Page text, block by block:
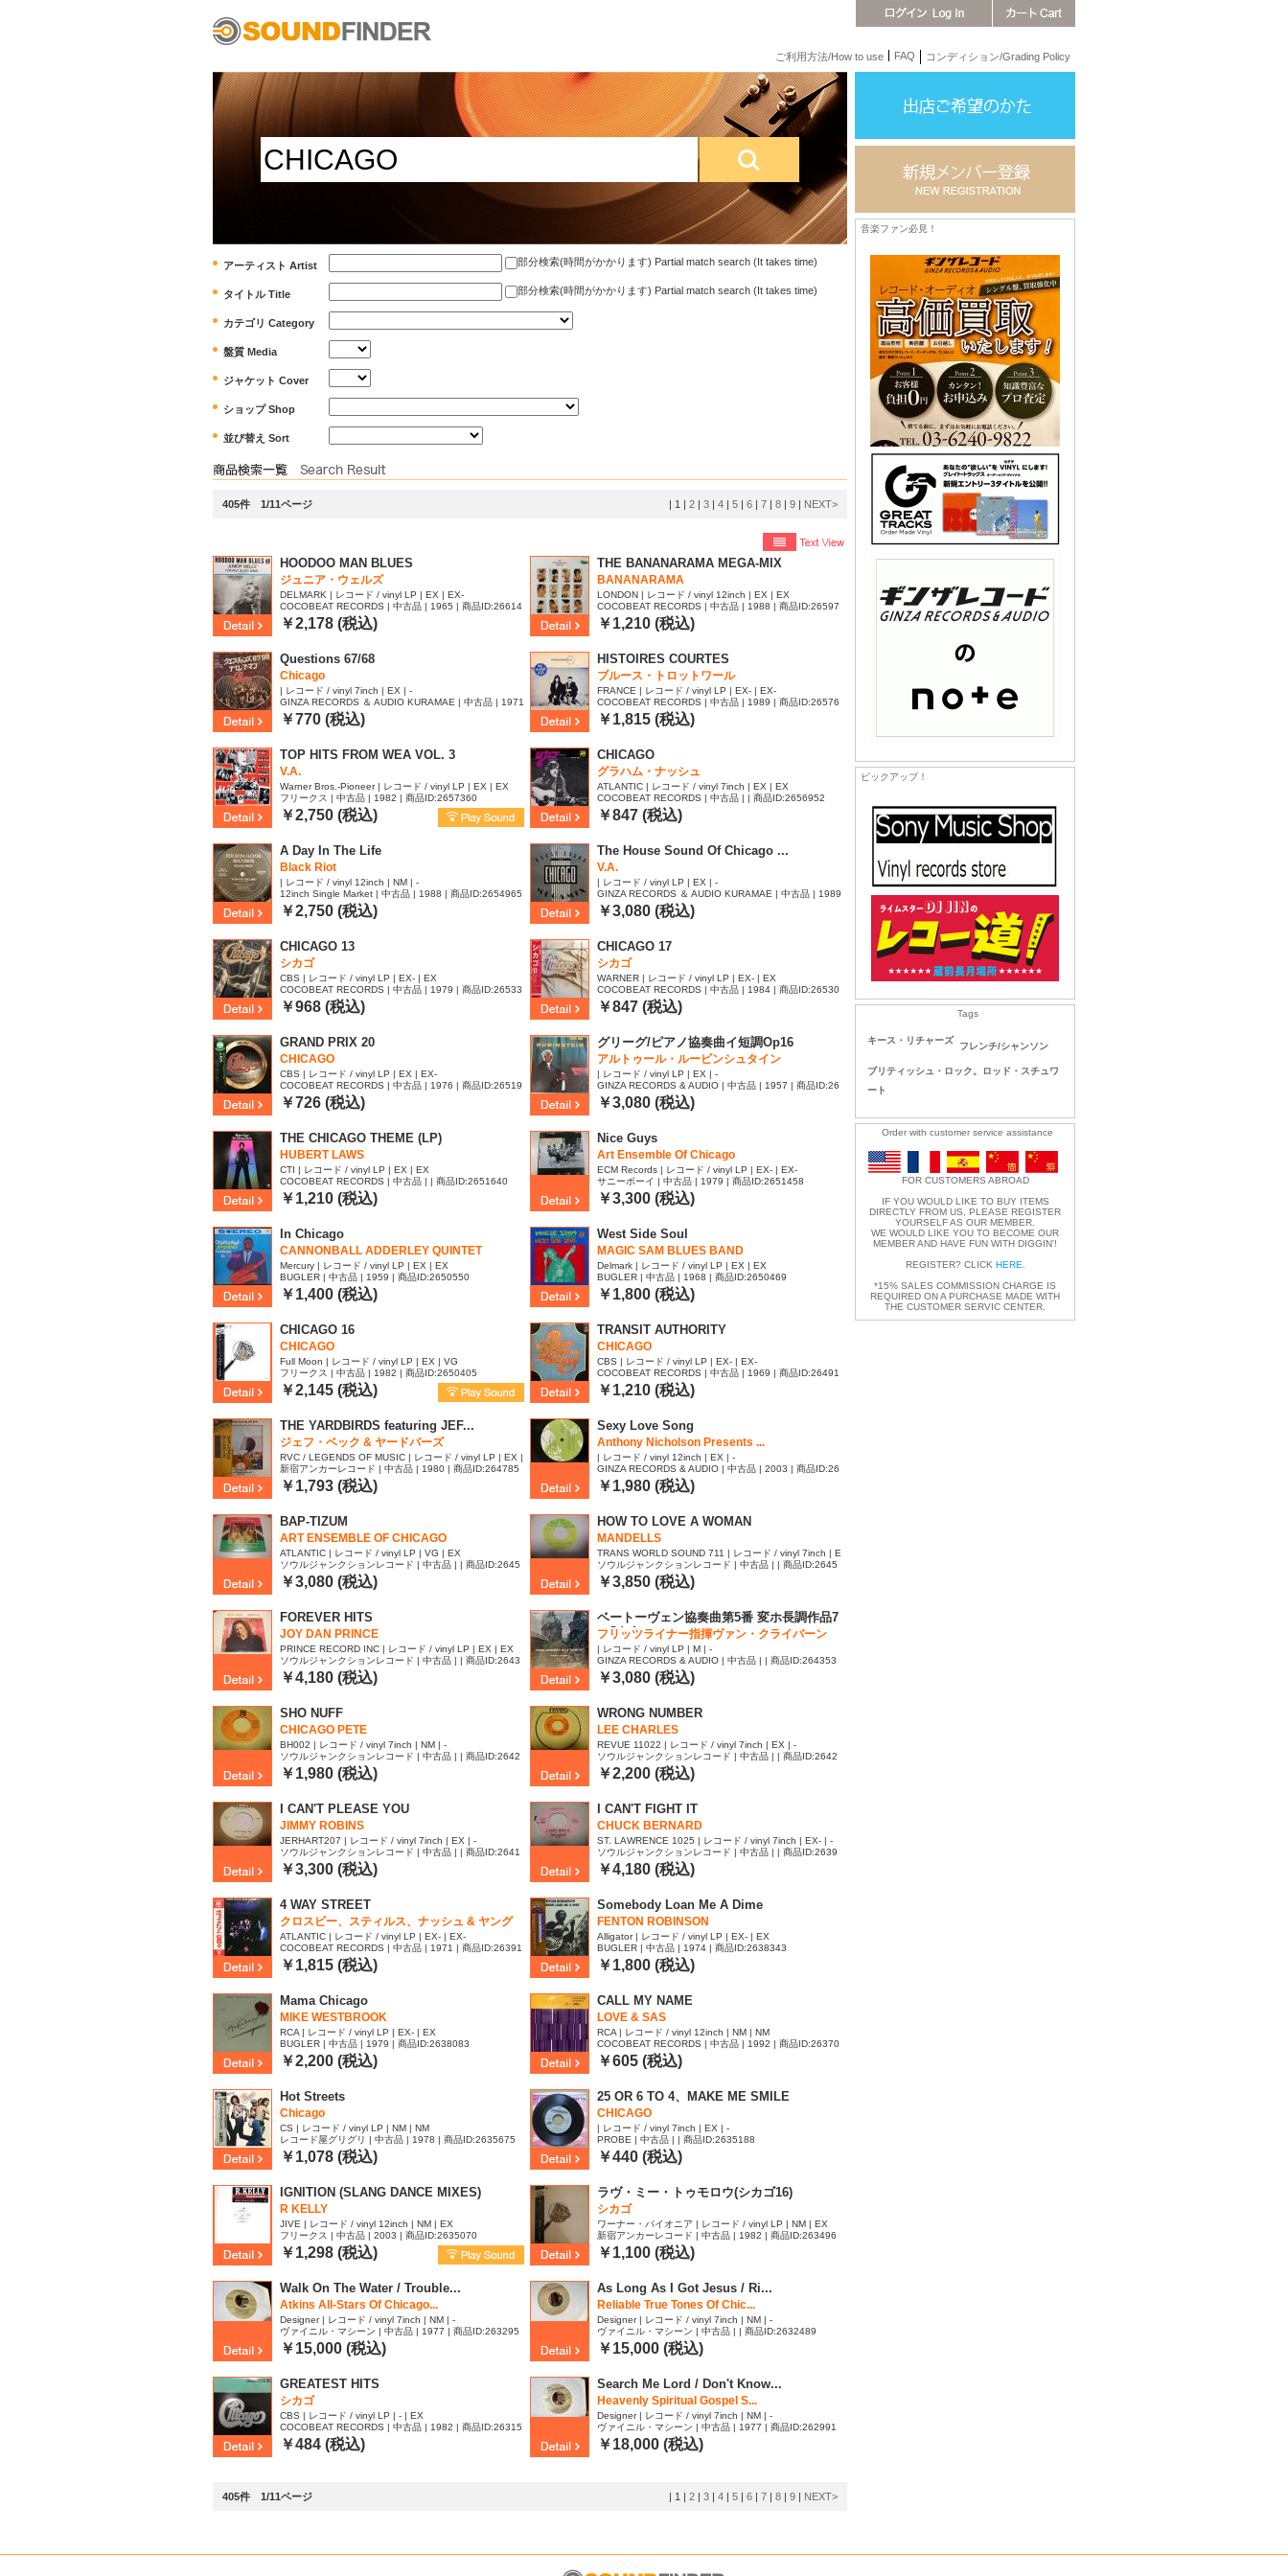
ご利用方法/How to use FAQ コンディション/Grading Policy
アーティスト Artist 部分検索(時間がかかります) Partial match search (It takes time)
タイトル Title 部分検索(時間がかかります) Partial match search (It takes time)
カテゴリ Category
盤質 Media
ジャケット Cover
ショップ Shop
並び替え Sort
405件 1/11ページ | 1 | 2 | 3 | 4 | 5 | 6 | 7 | 8 | 9 | NEXT>
HOODOO MAN BLUES
ジュニア・ウェルズ
DELMARK | レコード / vinyl LP | EX | EX-
COCOBEAT RECORDS | 中古品 | 1965 | 商品ID:26614
38
￥2,178 (税込)
THE BANANARAMA MEGA-MIX
BANANARAMA
LONDON | レコード / vinyl 12inch | EX | EX
COCOBEAT RECORDS | 中古品 | 1988 | 商品ID:26597
10
￥1,210 (税込)
Questions 67/68
Chicago
| レコード / vinyl 7inch | EX | -
GINZA RECORDS ＆ AUDIO KURAMAE | 中古品 | 1971
| 商品ID:2659088
￥770 (税込)
HISTOIRES COURTES
ブルース・トロットワール
FRANCE | レコード / vinyl LP | EX- | EX-
COCOBEAT RECORDS | 中古品 | 1989 | 商品ID:26576
80
￥1,815 (税込)
TOP HITS FROM WEA VOL. 3
V.A.
Warner Bros.-Pioneer | レコード / vinyl LP | EX | EX
フリークス | 中古品 | 1982 | 商品ID:2657360
￥2,750 (税込)
CHICAGO
グラハム・ナッシュ
ATLANTIC | レコード / vinyl 7inch | EX | EX
COCOBEAT RECORDS | 中古品 | | 商品ID:2656952
￥847 (税込)
A Day In The Life
Black Riot
| レコード / vinyl 12inch | NM | -
12inch Single Market | 中古品 | 1988 | 商品ID:2654965
￥2,750 (税込)
The House Sound Of Chicago ...
V.A.
| レコード / vinyl LP | EX | -
GINZA RECORDS ＆ AUDIO KURAMAE | 中古品 | 1989
| 商品ID:2653877
￥3,080 (税込)
CHICAGO 13
シカゴ
CBS | レコード / vinyl LP | EX- | EX
COCOBEAT RECORDS | 中古品 | 1979 | 商品ID:26533
74
￥968 (税込)
CHICAGO 17
シカゴ
WARNER | レコード / vinyl LP | EX- | EX
COCOBEAT RECORDS | 中古品 | 1984 | 商品ID:26530
38
￥847 (税込)
GRAND PRIX 20
CHICAGO
CBS | レコード / vinyl LP | EX | EX-
COCOBEAT RECORDS | 中古品 | 1976 | 商品ID:26519
09
￥726 (税込)
グリーグ/ピアノ協奏曲イ短調Op16
アルトゥール・ルービンシュタイン
| レコード / vinyl LP | EX | -
GINZA RECORDS & AUDIO | 中古品 | 1957 | 商品ID:26
51907
￥3,080 (税込)
THE CHICAGO THEME (LP)
HUBERT LAWS
CTI | レコード / vinyl LP | EX | EX
COCOBEAT RECORDS | 中古品 | | 商品ID:2651640
￥1,210 (税込)
Nice Guys
Art Ensemble Of Chicago
ECM Records | レコード / vinyl LP | EX- | EX-
サニーボーイ | 中古品 | 1979 | 商品ID:2651458
￥3,300 (税込)
In Chicago
CANNONBALL ADDERLEY QUINTET
Mercury | レコード / vinyl LP | EX | EX
BUGLER | 中古品 | 1959 | 商品ID:2650550
￥1,400 (税込)
West Side Soul
MAGIC SAM BLUES BAND
Delmark | レコード / vinyl LP | EX | EX
BUGLER | 中古品 | 1968 | 商品ID:2650469
￥1,800 (税込)
CHICAGO 16
CHICAGO
Full Moon | レコード / vinyl LP | EX | VG
フリークス | 中古品 | 1982 | 商品ID:2650405
￥2,145 (税込)
TRANSIT AUTHORITY
CHICAGO
CBS | レコード / vinyl LP | EX- | EX-
COCOBEAT RECORDS | 中古品 | 1969 | 商品ID:26491
63
￥1,210 (税込)
THE YARDBIRDS featuring JEF...
ジェフ・ベック & ヤードバーズ
RVC / LEGENDS OF MUSIC | レコード / vinyl LP | EX |
EX
新宿アンカーレコード | 中古品 | 1980 | 商品ID:264785
1￥1,793 (税込)
Sexy Love Song
Anthony Nicholson Presents ...
| レコード / vinyl 12inch | EX | -
GINZA RECORDS & AUDIO | 中古品 | 2003 | 商品ID:26
46342
￥1,980 (税込)
BAP-TIZUM
ART ENSEMBLE OF CHICAGO
ATLANTIC | レコード / vinyl LP | VG | EX
ソウルジャンクションレコード | 中古品 | | 商品ID:2645
932
￥3,080 (税込)
HOW TO LOVE A WOMAN
MANDELLS
TRANS WORLD SOUND 711 | レコード / vinyl 7inch | E
X | -
ソウルジャンクションレコード | 中古品 | | 商品ID:2645
784
￥3,850 (税込)
FOREVER HITS
JOY DAN PRINCE
PRINCE RECORD INC | レコード / vinyl LP | EX | EX
ソウルジャンクションレコード | 中古品 | | 商品ID:2643
802
￥4,180 (税込)
ベートーヴェン協奏曲第5番 変ホ長調作品7
3「皇帝」
フリッツライナー指揮ヴァン・クライバーン
（ピアノ）/シ...
| レコード / vinyl LP | M | -
GINZA RECORDS & AUDIO | 中古品 | | 商品ID:264353
7￥3,080 (税込)
SHO NUFF
CHICAGO PETE
BH002 | レコード / vinyl 7inch | NM | -
ソウルジャンクションレコード | 中古品 | | 商品ID:2642
454
￥1,980 (税込)
WRONG NUMBER
LEE CHARLES
REVUE 11022 | レコード / vinyl 7inch | EX | -
ソウルジャンクションレコード | 中古品 | | 商品ID:2642
324
￥2,200 (税込)
I CAN'T PLEASE YOU
JIMMY ROBINS
JERHART207 | レコード / vinyl 7inch | EX | -
ソウルジャンクションレコード | 中古品 | | 商品ID:2641
447
￥3,300 (税込)
I CAN'T FIGHT IT
CHUCK BERNARD
ST. LAWRENCE 1025 | レコード / vinyl 7inch | EX- | -
ソウルジャンクションレコード | 中古品 | | 商品ID:2639
409
￥4,180 (税込)
4 WAY STREET
クロスビー、スティルス、ナッシュ & ヤング
ATLANTIC | レコード / vinyl LP | EX- | EX-
COCOBEAT RECORDS | 中古品 | 1971 | 商品ID:26391
47
￥1,815 (税込)
Somebody Loan Me A Dime
FENTON ROBINSON
Alligator | レコード / vinyl LP | EX- | EX
BUGLER | 中古品 | 1974 | 商品ID:2638343
￥1,800 (税込)
Mama Chicago
MIKE WESTBROOK
RCA | レコード / vinyl LP | EX- | EX
BUGLER | 中古品 | 1979 | 商品ID:2638083
￥2,200 (税込)
CALL MY NAME
LOVE & SAS
RCA | レコード / vinyl 12inch | NM | NM
COCOBEAT RECORDS | 中古品 | 1992 | 商品ID:26370
42
￥605 (税込)
Hot Streets
Chicago
CS | レコード / vinyl LP | NM | NM
レコード屋グリグリ | 中古品 | 1978 | 商品ID:2635675
￥1,078 (税込)
25 OR 6 TO 4、MAKE ME SMILE
CHICAGO
| レコード / vinyl 7inch | EX | -
PROBE | 中古品 | | 商品ID:2635188
￥440 (税込)
IGNITION (SLANG DANCE MIXES)
R KELLY
JIVE | レコード / vinyl 12inch | NM | EX
フリークス | 中古品 | 2003 | 商品ID:2635070
￥1,298 (税込)
ラヴ・ミー・トゥモロウ(シカゴ16)
シカゴ
ワーナー・パイオニア | レコード / vinyl LP | NM | EX
新宿アンカーレコード | 中古品 | 1982 | 商品ID:263496
9￥1,100 (税込)
Walk On The Water / Trouble...
Atkins All-Stars Of Chicago...
Designer | レコード / vinyl 7inch | NM | -
ヴァイニル・マシーン | 中古品 | 1977 | 商品ID:263295
7￥15,000 (税込)
As Long As I Got Jesus / Ri...
Reliable True Tones Of Chic...
Designer | レコード / vinyl 7inch | NM | -
ヴァイニル・マシーン | 中古品 | | 商品ID:2632489
￥15,000 (税込)
GREATEST HITS
シカゴ
CBS | レコード / vinyl LP | - | EX
COCOBEAT RECORDS | 中古品 | 1982 | 商品ID:26315
52
￥484 (税込)
Search Me Lord / Don't Know...
Heavenly Spiritual Gospel S...
Designer | レコード / vinyl 7inch | NM | -
ヴァイニル・マシーン | 中古品 | 1977 | 商品ID:262991
6￥18,000 (税込)
405件 1/11ページ | 1 | 2 | 3 | 4 | 5 | 6 | 7 | 8 | 9 | NEXT>
音楽ファン必見！
ピックアップ！
Tags
キース・リチャーズ
フレンチ/シャンソン
ブリティッシュ・ロック。ロッド・スチュワ
ート
Order with customer service assistance
FOR CUSTOMERS ABROAD
IF YOU WOULD LIKE TO BUY ITEMS
DIRECTLY FROM US, PLEASE REGISTER
YOURSELF AS OUR MEMBER.
WE WOULD LIKE YOU TO BECOME OUR
MEMBER AND HAVE FUN WITH DIGGIN'!
REGISTER? CLICK HERE
*15% SALES COMMISSION CHARGE IS
REQUIRED ON A PURCHASE MADE WITH
THE CUSTOMER SERVIC CENTER.